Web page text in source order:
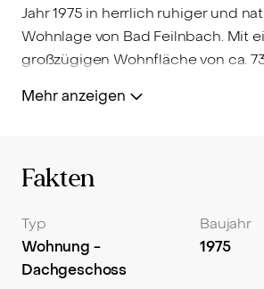
Jahr 1975 in herrlich ruhiger und
Wohnlage von Bad Feilnbach. Mit
großzügigen Wohnfläche von ca.
Voraussetzungen für Singles, Paare
Gestaltungsideen suchen. Das
kombinierte Wohn- und
vorteilhaften Ausrichtung, die sich
zur Westseite des Gebäudes
Mehr anzeigen
Fakten
Typ
Wohnung -
Dachgeschoss
Baujahr
1975